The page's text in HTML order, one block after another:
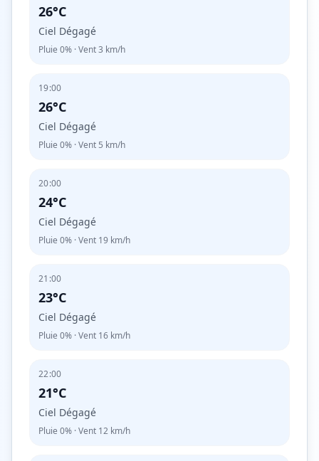
26°C
Ciel Dégagé
Pluie 0% · Vent3 km/h
19:00
26°C
Ciel Dégagé
Pluie 0% · Vent 5 km/h
20:00
24°C
Ciel Dégagé
Pluie 0% · Vent 19 km/h
21:00
23°C
Ciel Dégagé
Pluie 0% · Vent 16 km/h
22:00
21°C
Ciel Dégagé
Pluie 0% · Vent 12 km/h